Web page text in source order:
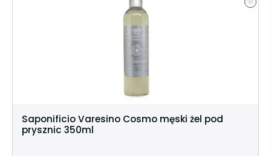
Saponificio Varesino Cosmo męski żel pod
prysznic 350ml